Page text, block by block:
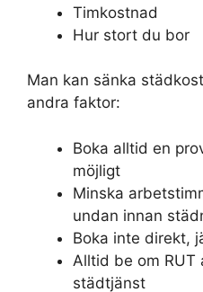
Timkostnad
Hur stort du bor
Man kan sänka
andra faktor:
Boka alltid en
möjligt
Minska
undan innan
Boka inte direkt,
Alltid be om RUT
städtjänst